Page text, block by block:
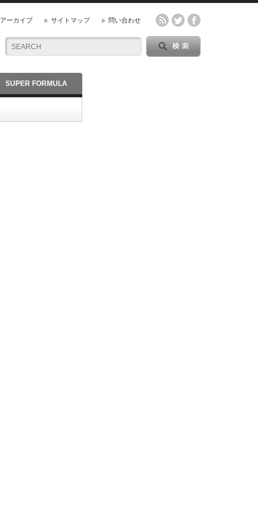
アーカイブ サイトマップ 問い合わせ
SUPER FORMULA